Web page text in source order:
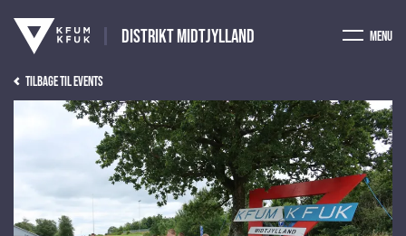
Distrikt Midtjylland Menu
Tilbage til events